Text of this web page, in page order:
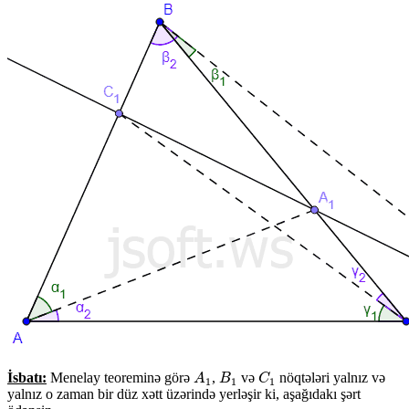
İsbatı: Menelay teoreminə görə A1
A1 , B1
B1 və C1
C1 nöqtələri yalnız və
yalnız o zaman bir düz xətt üzərində yerləşir ki, aşağıdakı şərt